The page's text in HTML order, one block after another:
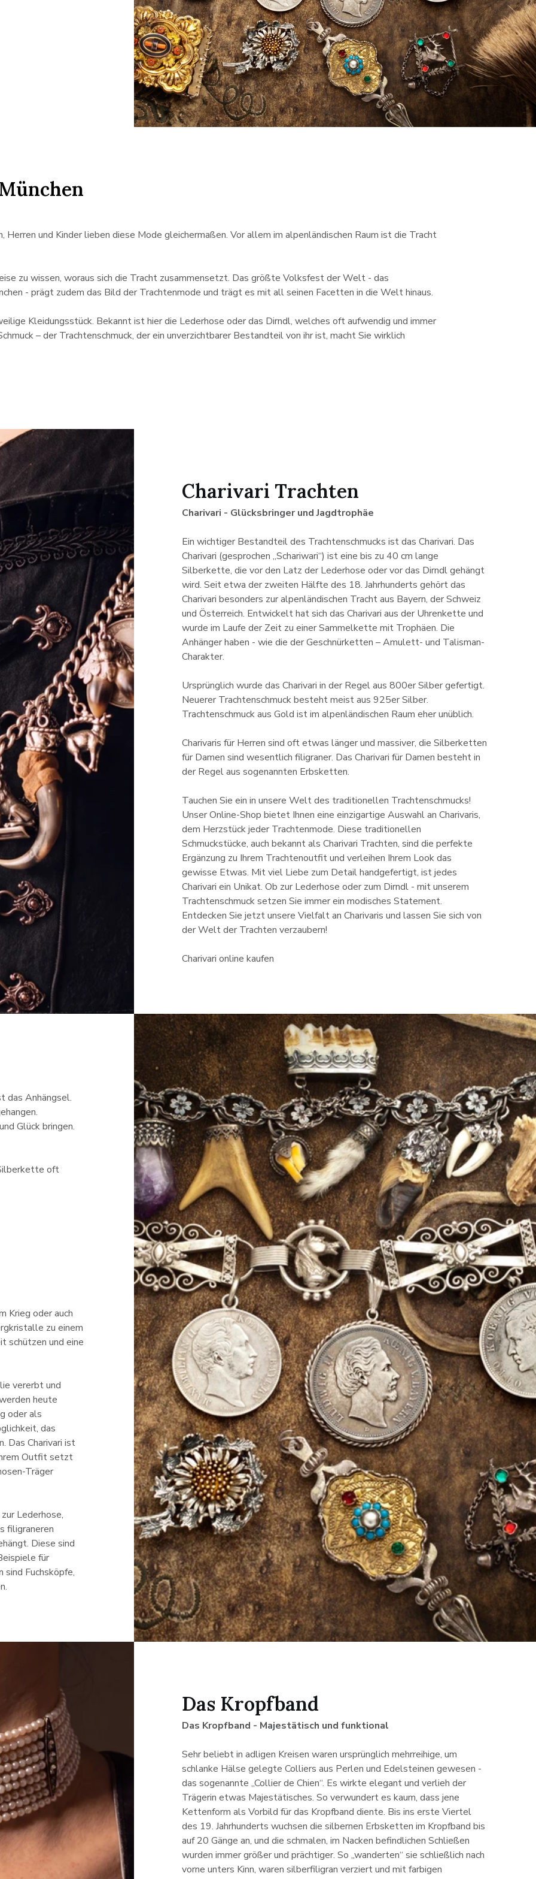
und Kinder lieben diese Mode gleichermaßen. Vor allem im alpenländischen Raum ist die Tracht
zu wissen, woraus sich die Tracht zusammensetzt. Das größte Volksfest der Welt - das
- prägt zudem das Bild der Trachtenmode und trägt es mit all seinen Facetten in die Welt hinaus.
Kleidungsstück. Bekannt ist hier die Lederhose oder das Dirndl, welches oft aufwendig und immer
– der Trachtenschmuck, der ein unverzichtbarer Bestandteil von ihr ist, macht Sie wirklich
Charivari Trachten
Charivari - Glücksbringer und Jagdtrophäe
Ein wichtiger Bestandteil des Trachtenschmucks ist das Charivari. Das
Charivari (gesprochen „Schariwari“) ist eine bis zu 40 cm lange
Silberkette, die vor den Latz der Lederhose oder vor das Dirndl gehängt
wird. Seit etwa der zweiten Hälfte des 18. Jahrhunderts gehört das
Charivari besonders zur alpenländischen Tracht aus Bayern, der Schweiz
und Österreich. Entwickelt hat sich das Charivari aus der Uhrenkette und
wurde im Laufe der Zeit zu einer Sammelkette mit Trophäen. Die
Anhänger haben - wie die der Geschnürketten – Amulett- und Talisman-
Charakter.
Ursprünglich wurde das Charivari in der Regel aus 800er Silber gefertigt.
Neuerer Trachtenschmuck besteht meist aus 925er Silber.
Trachtenschmuck aus Gold ist im alpenländischen Raum eher unüblich.
Charivaris für Herren sind oft etwas länger und massiver, die Silberketten
für Damen sind wesentlich filigraner. Das Charivari für Damen besteht in
der Regel aus sogenannten Erbsketten.
Tauchen Sie ein in unsere Welt des traditionellen Trachtenschmucks!
Unser Online-Shop bietet Ihnen eine einzigartige Auswahl an Charivaris,
dem Herzstück jeder Trachtenmode. Diese traditionellen
Schmuckstücke, auch bekannt als Charivari Trachten, sind die perfekte
Ergänzung zu Ihrem Trachtenoutfit und verleihen Ihrem Look das
gewisse Etwas. Mit viel Liebe zum Detail handgefertigt, ist jedes
Charivari ein Unikat. Ob zur Lederhose oder zum Dirndl - mit unserem
Trachtenschmuck setzen Sie immer ein modisches Statement.
Entdecken Sie jetzt unsere Vielfalt an Charivaris und lassen Sie sich von
der Welt der Trachten verzaubern!
Charivari online kaufen
das Anhängsel.
Glück bringen.
oft
Krieg oder auch
zu einem
schützen und eine
vererbt und
heute
oder als
das
Das Charivari ist
Outfit setzt
Träger
Lederhose,
filigraneren
Diese sind
für
sind Fuchsköpfe,
Das Kropfband
Das Kropfband - Majestätisch und funktional
Sehr beliebt in adligen Kreisen waren ursprünglich mehrreihige, um
schlanke Hälse gelegte Colliers aus Perlen und Edelsteinen gewesen -
das sogenannte „Collier de Chien“. Es wirkte elegant und verlieh der
Trägerin etwas Majestätisches. So verwundert es kaum, dass jene
Kettenform als Vorbild für das Kropfband diente. Bis ins erste Viertel
des 19. Jahrhunderts wuchsen die silbernen Erbsketten im Kropfband bis
auf 20 Gänge an, und die schmalen, im Nacken befindlichen Schließen
wurden immer größer und prächtiger. So „wanderten“ sie schließlich nach
vorne unters Kinn, waren silberfiligran verziert und mit farbigen